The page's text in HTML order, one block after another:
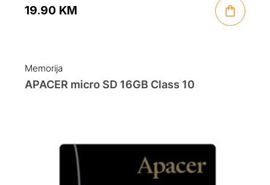
19.90 KM
Memorija
APACER micro SD 16GB Class 10